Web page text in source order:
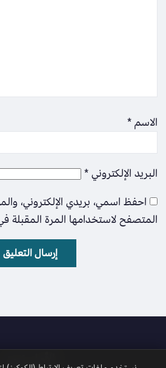
الاسم*
البريد الإلكتروني*
احفظ اسمي، بريدي الإلكتروني،
المتصفح لاستخدامها المرة المقبلة
الأمل نيوز